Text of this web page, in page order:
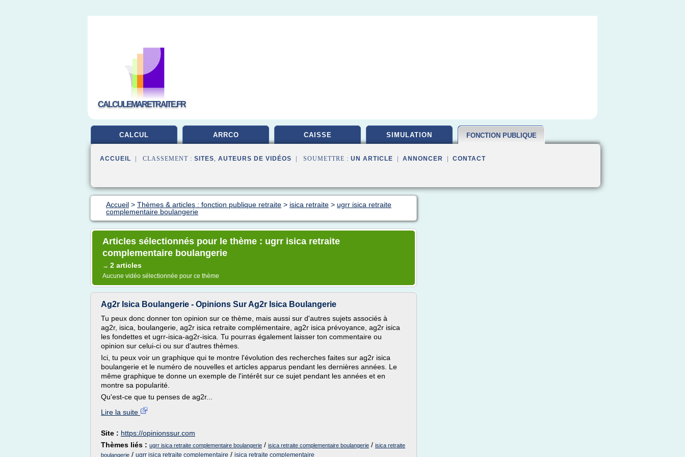
CALCULEMARETRAITE.FR
CALCUL ARRCO CAISSE SIMULATION FONCTION PUBLIQUE
ACCUEIL | CLASSEMENT : SITES, AUTEURS DE VIDÉOS | SOUMETTRE : UN ARTICLE ANNONCER CONTACT
Accueil > Thèmes & articles : fonction publique retraite > isica retraite > ugrr isica retraite
complementaire boulangerie
Articles sélectionnés pour le thème : ugrr isica retraite
complementaire boulangerie
→ 2 articles
Aucune vidéo sélectionnée pour ce thème
Ag2r Isica Boulangerie - Opinions Sur Ag2r Isica Boulangerie
Tu peux donc donner ton opinion sur ce thème, mais aussi sur d'autres sujets associés à
ag2r, isica, boulangerie, ag2r isica retraite complémentaire, ag2r isica prévoyance, ag2r isica
les fondettes et ugrr-isica-ag2r-isica. Tu pourras également laisser ton commentaire ou
opinion sur celui-ci ou sur d'autres thèmes.
Ici, tu peux voir un graphique qui te montre l'évolution des recherches faites sur ag2r isica
boulangerie et le numéro de nouvelles et articles apparus pendant les dernières années. Le
même graphique te donne un exemple de l'intérêt sur ce sujet pendant les années et en
montre sa popularité.
Qu'est-ce que tu penses de ag2r...
Lire la suite
Site : https://opinionssur.com
Thèmes liés : ugrr isica retraite complementaire boulangerie / isica retraite complementaire boulangerie / isica retraite
boulangerie / ugrr isica retraite complementaire / isica retraite complementaire